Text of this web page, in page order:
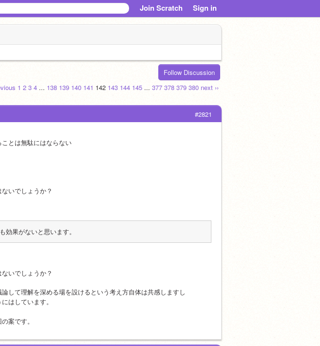
Join Scratch Sign in
Follow Discussion
1 2 3 4 ... 138 139 140 141 142 143 144 145 ... 377 378 379 380 next ››
#2821
とは無駄にはならない
いでしょうか？
効果がないと思います。
いでしょうか？
して理解を深める場を設けるという考え方自体は共感しますし
はしています。
案です。